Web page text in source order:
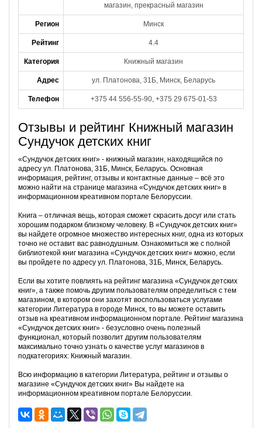
магазин, прекрасный магазин
Регион Минск
Рейтинг 4.4
Категория Книжный магазин
Адрес ул. Платонова, 31Б, Минск, Беларусь
Телефон +375 44 556-55-90, +375 29 675-01-53
Отзывы и рейтинг Книжный магазин
Сундучок детских книг
«Сундучок детских книг» - книжный магазин, находящийся по
адресу ул. Платонова, 31Б, Минск, Беларусь. Основная
информация, рейтинг, отзывы и контактные данные – всё это
можно найти на странице магазина «Сундучок детских книг» в
информационном креативном портале Белоруссии.
Книга – отличная вещь, которая сможет скрасить досуг или стать
хорошим подарком близкому человеку. В «Сундучок детских книг»
вы найдете огромное множество интересных книг, одна из которых
точно не оставит вас равнодушным. Ознакомиться же с полной
библиотекой книг магазина «Сундучок детских книг» можно, если
вы пройдете по адресу ул. Платонова, 31Б, Минск, Беларусь.
Если вы хотите повлиять на рейтинг магазина «Сундучок детских
книг», а также помочь другим пользователям определиться с тем
магазином, в котором они захотят воспользоваться услугами
категории Литература в городе Минск, то вы можете оставить
отзыв на креативном информационном портале. Рейтинг магазина
«Сундучок детских книг» - безусловно очень полезный
функционал, который позволит другим пользователям
максимально точно узнать о качестве услуг магазинов в
подкатегориях: Книжный магазин.
Всю информацию в категории Литература, рейтинг и отзывы о
магазине «Сундучок детских книг» Вы найдете на
информационном креативном портале Белоруссии.